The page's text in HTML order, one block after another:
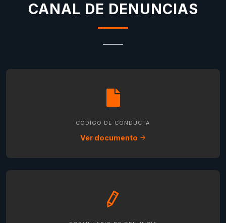
CANAL DE DENUNCIAS
CÓDIGO DE CONDUCTA
Ver documento